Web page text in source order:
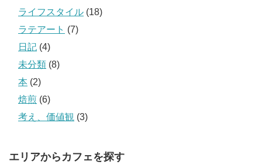
ライフスタイル (18)
ラテアート (7)
日記 (4)
未分類 (8)
本 (2)
焙煎 (6)
考え、価値観 (3)
エリアからカフェを探す